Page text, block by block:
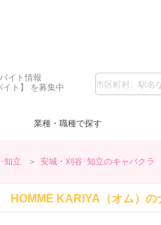
イト情報
ト】 を募集中
名駅・中村区 (2)
一宮・稲沢 (1)
業種・職種で探す
フロアレディ (28)
LINE質問 (20)
交通費支給 (3)
服装自由 (4)
祝日営業 (25)
知立 安城・刈谷･知立のキャバクラ
HOMME KARIYA（オム）の